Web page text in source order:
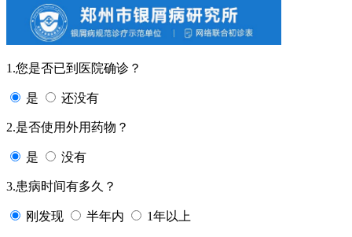
1.您是否已到医院确诊？
是 还没有
2.是否使用外用药物？
是 没有
3.患病时间有多久？
刚发现 半年内 1年以上